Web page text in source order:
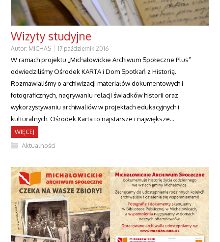
Wizyty studyjne
Autor: MICHAS 17 październik 2016
W ramach projektu „Michałowickie Archiwum Społeczne Plus”
odwiedziliśmy Ośrodek KARTA i Dom Spotkań z Historią.
Rozmawialiśmy o archiwizacji materiałów dokumentowych i
fotograficznych, nagrywaniu relacji świadków historii oraz
wykorzystywaniu archiwaliów w projektach edukacyjnych i
kulturalnych. Ośrodek Karta to najstarsze i największe…
WIĘCEJ
Aktualności